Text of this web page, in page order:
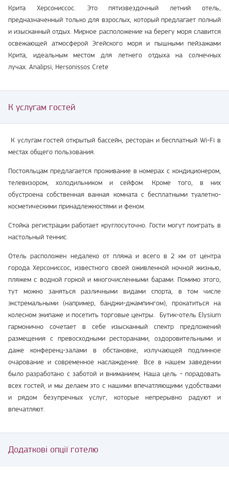
Крита Херсониссос. Это пятизвездочный летний отель,
предназначенный только для взрослых, который предлагает полный
и изысканный отдых. Мирное расположение на берегу моря славится
освежающей атмосферой Эгейского моря и пышными пейзажами
Крита, идеальным местом для летнего отдыха на солнечных
лучах. Analipsi, Hersonissos Crete
К услугам гостей
К услугам гостей открытый бассейн, ресторан и бесплатный Wi-Fi в
местах общего пользования.
Постояльцам предлагается проживание в номерах с кондиционером,
телевизором, холодильником и сейфом. Кроме того, в них
обустроена собственная ванная комната с бесплатными туалетно-
косметическими принадлежностями и феном.
Стойка регистрации работает круглосуточно. Гости могут поиграть в
настольный теннис.
Отель расположен недалеко от пляжа и всего в 2 км от центра
города Херсониссос, известного своей оживленной ночной жизнью,
пляжем с водной горкой и многочисленными барами. Помимо этого,
тут можно заняться различными видами спорта, в том числе
экстремальными (например, банджи-джампингом), прокатиться на
колесном экипаже и посетить торговые центры. Бутик-отель Elysium
гармонично сочетает в себе изысканный спектр предложений
размещения с превосходными ресторанами, оздоровительными и
даже конференц-залами в обстановке, излучающей подлинное
очарование и современное наслаждение. Все в нашем заведении
было разработано с заботой и вниманием; Наша цель - порадовать
всех гостей, и мы делаем это с нашими впечатляющими удобствами
и рядом безупречных услуг, которые непрерывно радуют и
впечатляют.
Додаткові опції готелю